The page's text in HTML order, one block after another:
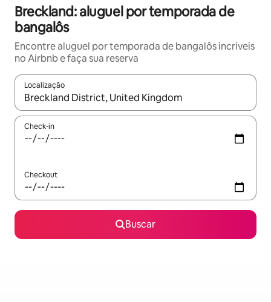
Breckland: aluguel por temporada de
bangalôs
Encontre aluguel por temporada de bangalôs incríveis
no Airbnb e faça sua reserva
Localização
Quando os resultados estiverem disponíveis, explore-os
Check-in
Checkout
Buscar